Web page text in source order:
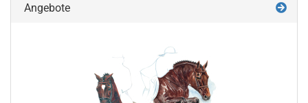
Angebote